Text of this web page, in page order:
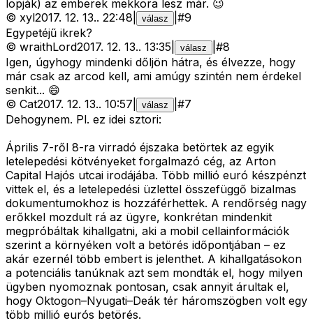
lopják) az emberek mekkora lesz már. 😉
© xyl2017. 12. 13.. 22:48 válasz #9
Egypetéjű ikrek?
© wraithLord2017. 12. 13.. 13:35 válasz #8
Igen, úgyhogy mindenki dőljön hátra, és élvezze, hogy
már csak az arcod kell, ami amúgy szintén nem érdekel
senkit... 😄
© Cat2017. 12. 13.. 10:57 válasz #7
Dehogynem. Pl. ez idei sztori:
Április 7-ről 8-ra virradó éjszaka betörtek az egyik
letelepedési kötvényeket forgalmazó cég, az Arton
Capital Hajós utcai irodájába. Több millió euró készpénzt
vittek el, és a letelepedési üzlettel összefüggő bizalmas
dokumentumokhoz is hozzáférhettek. A rendőrség nagy
erőkkel mozdult rá az ügyre, konkrétan mindenkit
megpróbáltak kihallgatni, aki a mobil cellainformációk
szerint a környéken volt a betörés időpontjában – ez
akár ezernél több embert is jelenthet. A kihallgatásokon
a potenciális tanúknak azt sem mondták el, hogy milyen
ügyben nyomoznak pontosan, csak annyit árultak el,
hogy Oktogon–Nyugati–Deák tér háromszögben volt egy
több millió eurós betörés.